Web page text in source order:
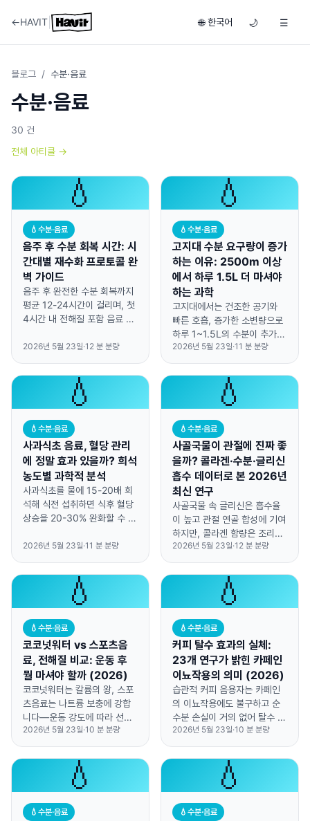
←HAVIT 🌐 한국어 🌙 ☰
블로그 / 수분·음료
수분·음료
30 건
전체 아티클 →
💧
💧 수분·음료
음주 후 수분 회복 시간: 시
간대별 재수화 프로토콜 완
벽 가이드
음주 후 완전한 수분 회복까지
평균 12-24시간이 걸리며, 첫
4시간 내 전해질 포함 음료 섭
킵니다.
2026년 5월 23일·12 분 분량
💧
💧 수분·음료
고지대 수분 요구량이 증가
하는 이유: 2500m 이상
에서 하루 1.5L 더 마셔야
하는 과학
고지대에서는 건조한 공기와
빠른 호흡, 증가한 소변량으로
하루 1~1.5L의 수분이 추가로
빠져나가므로 의식적인 수분
보충이 필수입니다.
2026년 5월 23일·11 분 분량
💧
💧 수분·음료
사과식초 음료, 혈당 관리
에 정말 효과 있을까? 희석
농도별 과학적 분석
사과식초를 물에 15-20배 희
석해 식전 섭취하면 식후 혈당
상승을 20-30% 완화할 수 있
상시킵니다.
2026년 5월 23일·11 분 분량
💧
💧 수분·음료
사골국물이 관절에 진짜 좋
을까? 콜라겐·수분·글리신
흡수 데이터로 본 2026년
최신 연구
사골국물 속 글리신은 흡수율
이 높고 관절 연골 합성에 기여
하지만, 콜라겐 함량은 조리법
에 따라 10배 차이가 납니다.
2026년 5월 23일·12 분 분량
💧
💧 수분·음료
코코넛워터 vs 스포츠음
료, 전해질 비교: 운동 후
뭘 마셔야 할까 (2026)
코코넛워터는 칼륨의 왕, 스포
츠음료는 나트륨 보충에 강합
니다—운동 강도에 따라 선택
이 달라져야 해요.
2026년 5월 23일·10 분 분량
💧
💧 수분·음료
커피 탈수 효과의 실체:
23개 연구가 밝힌 카페인
이뇨작용의 의미 (2026)
습관적 커피 음용자는 카페인
의 이뇨작용에도 불구하고 순
수분 손실이 거의 없어 탈수 걱
정 없이 커피를 즐길 수 있습니
다.
2026년 5월 23일·10 분 분량
💧
💧 수분·음료
💧
💧 수분·음료